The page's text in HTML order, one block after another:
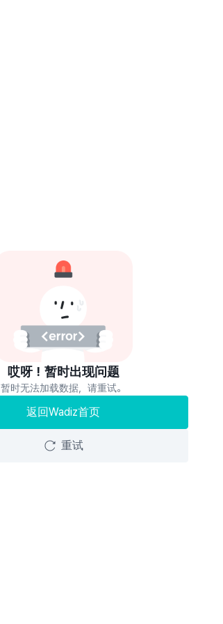
哎呀！暂时出现问题
暂时无法加载数据，请重试。
返回Wadiz首页
重试